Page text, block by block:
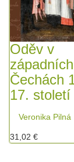
Oděv v
západních
Čechách
17. století
Veronika Pilná
31,02 €